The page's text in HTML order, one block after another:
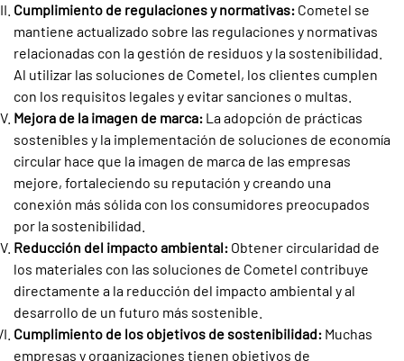
Cumplimiento de regulaciones y normativas: Cometel se
mantiene actualizado sobre las regulaciones y normativas
relacionadas con la gestión de residuos y la sostenibilidad.
Al utilizar las soluciones de Cometel, los clientes cumplen
con los requisitos legales y evitar sanciones o multas.
Mejora de la imagen de marca: La adopción de prácticas
sostenibles y la implementación de soluciones de economía
circular hace que la imagen de marca de las empresas
mejore, fortaleciendo su reputación y creando una
conexión más sólida con los consumidores preocupados
por la sostenibilidad.
Reducción del impacto ambiental: Obtener circularidad de
los materiales con las soluciones de Cometel contribuye
directamente a la reducción del impacto ambiental y al
desarrollo de un futuro más sostenible.
Cumplimiento de los objetivos de sostenibilidad: Muchas
empresas y organizaciones tienen objetivos de